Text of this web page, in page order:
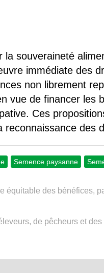
la souveraineté
immédiate des
non librement
vue de financer les
Ces
Semence paysanne
équitable des bénéfices,
de pêcheurs et